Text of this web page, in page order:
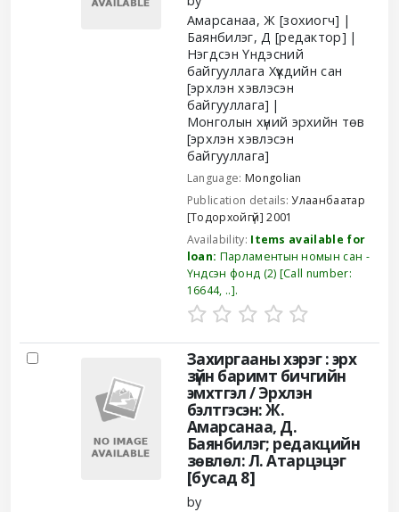
Амарсанаа, Ж [зохиогч]
Баянбилэг, Д [редактор]
Нэгдсэн Үндэсний
байгууллага Хүүхдийн сан
[эрхлэн хэвлэсэн
байгууллага]
Монголын хүний эрхийн төв
[эрхлэн хэвлэсэн
байгууллага]
Language: Mongolian
Publication details:Улаанбаатар
[Тодорхойгүй] 2001
Availability: Items available for
loan: Парламентын номын сан -
Үндсэн фонд (2) Call number:
16644, .. .
Захиргааны хэрэг : эрх
зүйн баримт бичгийн
эмхтгэл /Эрхлэн
бэлтгэсэн: Ж.
Амарсанаа, Д.
Баянбилэг; редакцийн
зөвлөл: Л. Атарцэцэг
[бусад 8]
by